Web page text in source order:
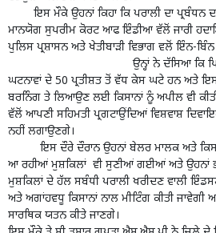
ਇਸ ਮੌਕੇ ਉਹਨਾਂ ਕਿਹਾ ਕਿ ਪਰਾਲੀ ਦਾ ਪ੍ਰਬੰਧਨ
ਮਾਨਯੋਗ ਸੁਪਰੀਮ ਕੋਰਟ ਆਫ ਇੰਡੀਆ ਵੱਲੋਂ ਜਾਰੀ
ਪੁਲਿਸ ਪ੍ਰਸ਼ਾਸਨ ਅਤੇ ਖੇਤੀਬਾੜੀ ਵਿਭਾਗ ਵਲੋਂ ਇੰਨ-ਬਿੰਨ
ਉਨ੍ਹਾਂ ਨੇ ਦੱਸਿਆ ਕਿ ਪਿਛਲੇ
ਘਟਨਾਵਾਂ ਦੇ 50 ਪ੍ਰਤੀਸ਼ਤ ਤੋਂ ਵੱਧ ਕੇਸ ਘਟੇ ਹਨ ਅਤੇ ਇਸ
ਬਰਨਿੰਗ ਤੇ ਲਿਆਉਣ ਲਈ ਕਿਸਾਨਾਂ ਨੂੰ ਅਪੀਲ ਵੀ
ਵੱਲੋਂ ਆਪਣੀ ਸਹਿਮਤੀ ਪ੍ਰਗਟਾਉਂਦਿਆਂ ਵਿਸ਼ਵਾਸ਼
ਨਹੀਂ ਲਗਾਉਣਗੇ।
ਇਸ ਦੌਰੇ ਦੌਰਾਨ ਉਹਨਾਂ ਬੇਲਰ ਮਾਲਕ ਅਤੇ
ਆ ਰਹੀਆਂ ਮੁਸ਼ਕਿਲਾਂ ਵੀ ਸੁਣੀਆਂ ਗਈਆਂ ਅਤੇ ਉਹਨਾਂ
ਮੁਸ਼ਕਿਲਾਂ ਦੇ ਹੱਲ ਸਬੰਧੀ ਪਰਾਲੀ ਖਰੀਦਣ ਵਾਲੀ
ਅਤੇ ਅਗਾਂਹਵਧੂ ਕਿਸਾਨਾਂ ਨਾਲ ਮੀਟਿੰਗ ਕੀਤੀ
ਸਾਰਥਿਕ ਯਤਨ ਕੀਤੇ ਜਾਣਗੇ।